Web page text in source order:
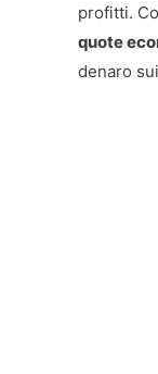
profitti.
quote
denaro